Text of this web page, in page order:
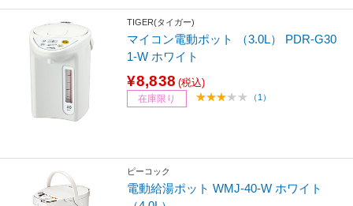
TIGER(タイガー)
マイコン電動ポット （3.0L） PDR-G30
1-W ホワイト
¥8,838 (税込)
在庫限り （1）
ピーコック
電動給湯ポット WMJ-40-W ホワイト